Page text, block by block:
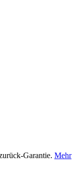
Garantie. Mehr